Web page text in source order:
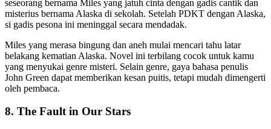
seseorang bernama Miles yang jatuh cinta dengan gadis cantik dan
misterius bernama Alaska di sekolah. Setelah PDKT dengan Alaska,
si gadis pesona ini meninggal secara mendadak.
Miles yang merasa bingung dan aneh mulai mencari tahu latar
belakang kematian Alaska. Novel ini terbilang cocok untuk kamu
yang menyukai genre misteri. Selain genre, gaya bahasa penulis
John Green dapat memberikan kesan puitis, tetapi mudah dimengerti
oleh pembaca.
8. The Fault in Our Stars